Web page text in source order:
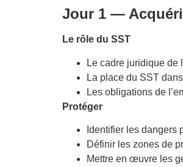
Jour 1 —
Le rôle du SST
Le cadre juridique de
La place du SST
Les obligations de
Protéger
Identifier les dangers
Définir les zones de
Mettre en œuvre les